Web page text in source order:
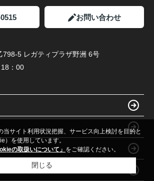
お問い合わせ
798-5 レガティプラザ野洲 6号
：00
当サイト利用状況把握、サービス向上検討を目的と
）を使用しています。
の取扱いについて」 をご確認ください。
閉じる